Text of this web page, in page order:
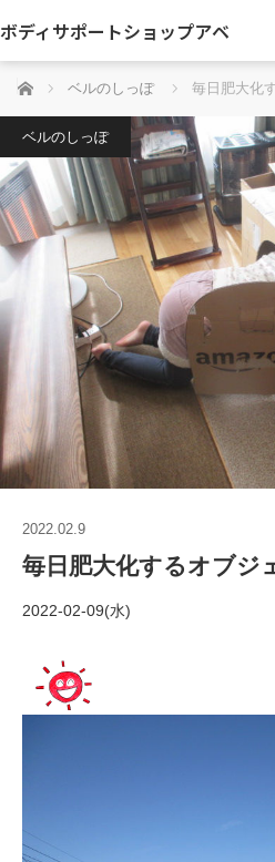
ボディサポートショップアベ
ホーム ベルのしっぽ 毎日肥大化
ベルのしっぽ
2022.02.9
毎日肥大化するオブジ
2022-02-09(水)